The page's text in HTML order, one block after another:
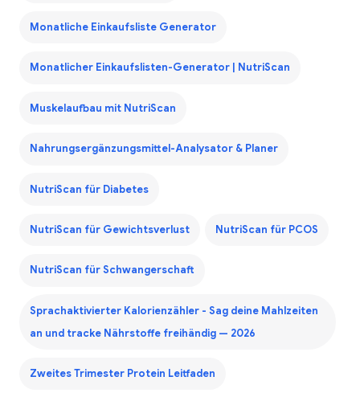
Monatliche Einkaufsliste Generator
Monatlicher Einkaufslisten-Generator | NutriScan
Muskelaufbau mit NutriScan
Nahrungsergänzungsmittel-Analysator & Planer
NutriScan für Diabetes
NutriScan für Gewichtsverlust NutriScan für PCOS
NutriScan für Schwangerschaft
Sprachaktivierter Kalorienzähler - Sag deine Mahlzeiten
an und tracke Nährstoffe freihändig — 2026
Zweites Trimester Protein Leitfaden